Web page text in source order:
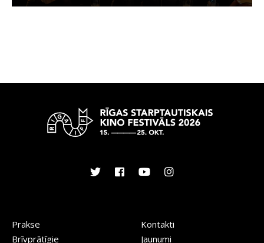
Prakse
Brīvprātīgie
Kontakti
Jaunumi